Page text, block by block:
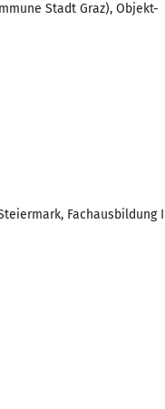
Stadt Graz), Objekt-
Fachausbildung I